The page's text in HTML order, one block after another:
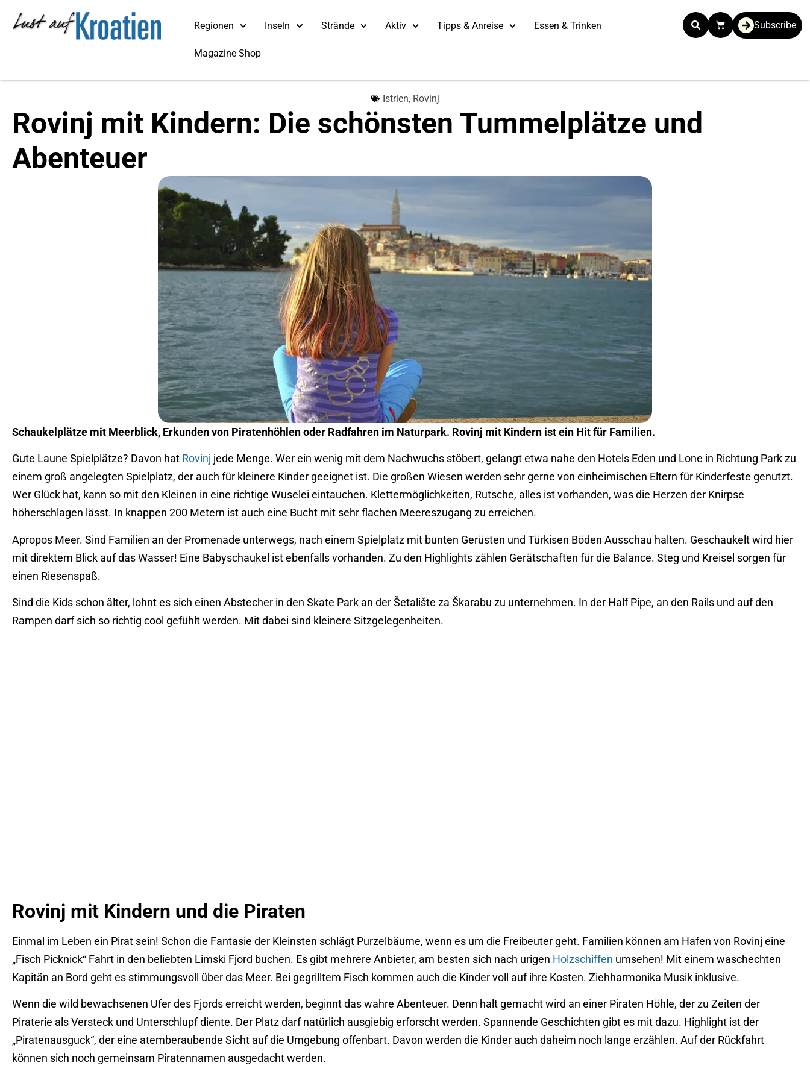
Regionen Inseln Strände Aktiv Tipps & Anreise Essen & Trinken
Magazine Shop
Subscribe
Istrien, Rovinj
Rovinj mit Kindern: Die schönsten Tummelplätze und
Abenteuer
Schaukelplätze mit Meerblick, Erkunden von Piratenhöhlen oder Radfahren im Naturpark. Rovinj mit Kindern ist ein Hit für Familien.
Gute Laune Spielplätze? Davon hat Rovinj jede Menge. Wer ein wenig mit dem Nachwuchs stöbert, gelangt etwa nahe den Hotels Eden und Lone in Richtung Park zu
einem groß angelegten Spielplatz, der auch für kleinere Kinder geeignet ist. Die großen Wiesen werden sehr gerne von einheimischen Eltern für Kinderfeste genutzt.
Wer Glück hat, kann so mit den Kleinen in eine richtige Wuselei eintauchen. Klettermöglichkeiten, Rutsche, alles ist vorhanden, was die Herzen der Knirpse
höherschlagen lässt. In knappen 200 Metern ist auch eine Bucht mit sehr flachen Meereszugang zu erreichen.
Apropos Meer. Sind Familien an der Promenade unterwegs, nach einem Spielplatz mit bunten Gerüsten und Türkisen Böden Ausschau halten. Geschaukelt wird hier
mit direktem Blick auf das Wasser! Eine Babyschaukel ist ebenfalls vorhanden. Zu den Highlights zählen Gerätschaften für die Balance. Steg und Kreisel sorgen für
einen Riesenspaß.
Sind die Kids schon älter, lohnt es sich einen Abstecher in den Skate Park an der Šetalište za Škarabu zu unternehmen. In der Half Pipe, an den Rails und auf den
Rampen darf sich so richtig cool gefühlt werden. Mit dabei sind kleinere Sitzgelegenheiten.
Rovinj mit Kindern und die Piraten
Einmal im Leben ein Pirat sein! Schon die Fantasie der Kleinsten schlägt Purzelbäume, wenn es um die Freibeuter geht. Familien können am Hafen von Rovinj eine
„Fisch Picknick“ Fahrt in den beliebten Limski Fjord buchen. Es gibt mehrere Anbieter, am besten sich nach urigen Holzschiffen umsehen! Mit einem waschechten
Kapitän an Bord geht es stimmungsvoll über das Meer. Bei gegrilltem Fisch kommen auch die Kinder voll auf ihre Kosten. Ziehharmonika Musik inklusive.
Wenn die wild bewachsenen Ufer des Fjords erreicht werden, beginnt das wahre Abenteuer. Denn halt gemacht wird an einer Piraten Höhle, der zu Zeiten der
Piraterie als Versteck und Unterschlupf diente. Der Platz darf natürlich ausgiebig erforscht werden. Spannende Geschichten gibt es mit dazu. Highlight ist der
„Piratenausguck“, der eine atemberaubende Sicht auf die Umgebung offenbart. Davon werden die Kinder auch daheim noch lange erzählen. Auf der Rückfahrt
können sich noch gemeinsam Piratennamen ausgedacht werden.